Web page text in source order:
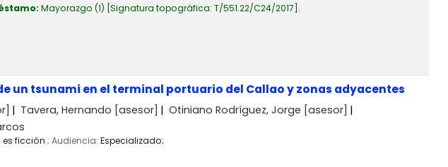
Mayorazgo (1) Signatura topográfica: T/551.22/C24/2017 .
un tsunami en el terminal portuario del Callao y zonas adyacentes
Tavera, Hernando [asesor] Otiniano Rodríguez, Jorge [asesor]
es ficción ; Audiencia: Especializado;